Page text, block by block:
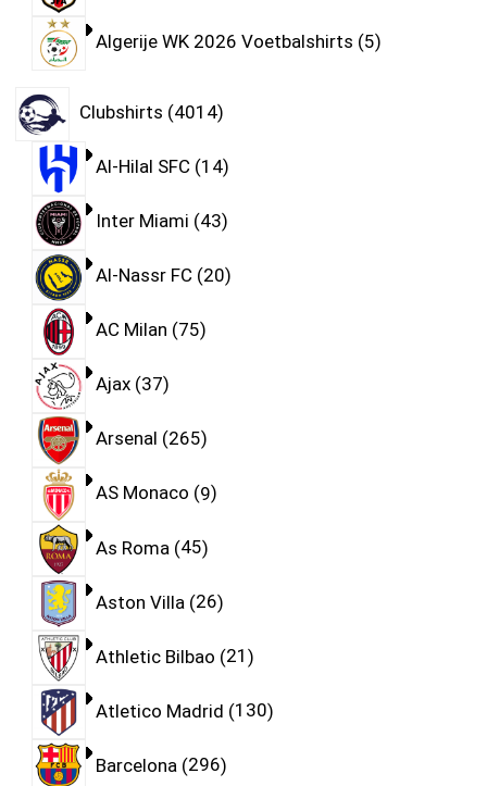
Algerije WK 2026 Voetbalshirts 5
Clubshirts 4014
Al-Hilal SFC 14
Inter Miami 43
Al-Nassr FC 20
AC Milan 75
Ajax 37
Arsenal 265
AS Monaco 9
As Roma 45
Aston Villa 26
Athletic Bilbao 21
Atletico Madrid 130
Barcelona 296